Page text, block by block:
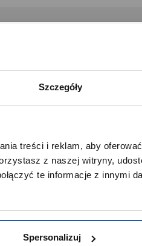
Szczegóły
treści i reklam, aby
z naszej witryny,
te informacje z innymi
Spersonalizuj
Oferta dla firm
Time Trend
Salony
w celach analitycznych,
w tym aby analizować ruch w
oraz zapamiętywać
WIĘCEJ PRZEJDŹ DO